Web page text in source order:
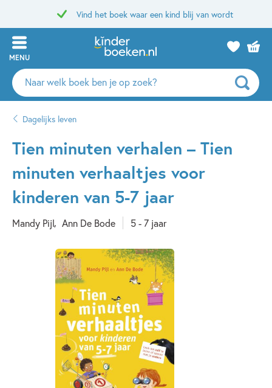
Vind het boek waar een kind blij van wordt
MENU
Zoeken
naar
auteurs
uitgevers
Dagelijks leven
Tien minuten verhalen – Tien
minuten verhaaltjes voor
kinderen van 5-7 jaar
Mandy Pijl Ann De Bode 5 - 7 jaar